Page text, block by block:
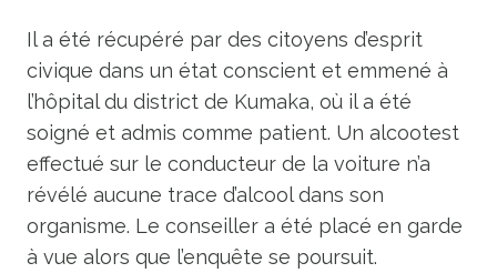
Il a été récupéré par des citoyens d’esprit
civique dans un état conscient et emmené à
l’hôpital du district de Kumaka, où il a été
soigné et admis comme patient. Un alcootest
effectué sur le conducteur de la voiture n’a
révélé aucune trace d’alcool dans son
organisme. Le conseiller a été placé en garde
à vue alors que l’enquête se poursuit.